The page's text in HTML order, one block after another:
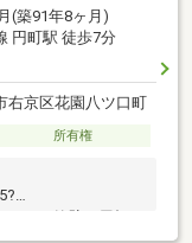
(築91年8ヶ月)
円町駅 徒歩7分
右京区花園八ツ口町
所有権
外壁と屋根は